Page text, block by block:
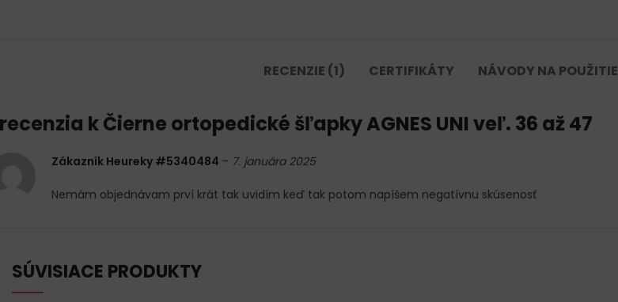
RECENZIE (1) CERTIFIKÁTY NÁVODY NA POUŽITIE
recenzia kČierne ortopedické šľapky AGNES UNI veľ. 36 až 47
Zákazník Heureky #5340484 – 7. januára 2025
Nemám objednávam prví krát tak uvidím keď tak potom napíšem negatívnu skúsenosť
SÚVISIACE PRODUKTY